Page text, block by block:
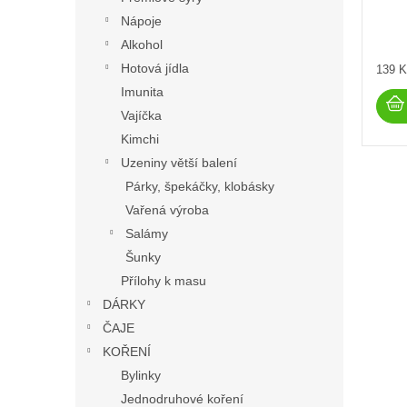
Nápoje
Alkohol
Hotová jídla
Imunita
Vajíčka
Kimchi
Uzeniny větší balení
Párky, špekáčky, klobásky
Vařená výroba
Salámy
Šunky
Přílohy k masu
DÁRKY
ČAJE
KOŘENÍ
Bylinky
Jednodruhové koření
Měrná
139